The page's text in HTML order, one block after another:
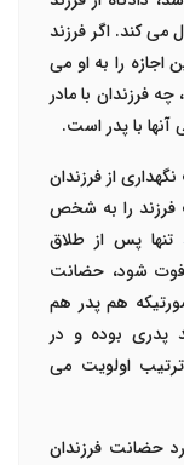
می کند. اگر فرزند
اجازه را به او می
فرزندان با مادر
آنها با پدر است.
از فرزندان
فرزند را به شخص
تنها پس از طلاق
فوت شود، حضانت
هم پدر هم
پدری بوده و در
اولویت می
حضانت فرزندان